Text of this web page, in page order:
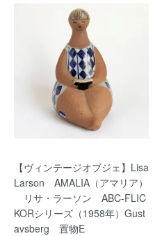
【ヴィンテージオブジェ】Lisa
Larson AMALIA（アマリア）
リサ・ラーソン ABC-FLIC
KORシリーズ（1958年）Gust
avsberg 置物E